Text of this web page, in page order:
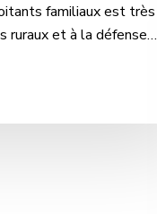
familiaux est très
ruraux et à la défense…